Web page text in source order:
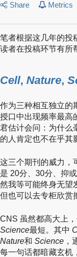
Share Metrics
笔者根据这几年的投
读者在投稿环节有所
Cell, Nature,
作为三种相互独立的
授口中出现频率最高
君估计会问：为什么
的人肯定也不在乎其
这三个期刊的威力，
是 20分、30分、抑
然我等可能终身无望
但也可以去专柜欣赏
CNS 虽然都高大上
Science最短。其中
Nature和 Science ，
每一句话都暗藏玄机